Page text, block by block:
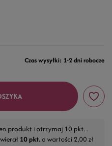
Czas wysyłki: 1-2 dni robocze
produkt i otrzymaj 10 pkt. .
10pkt.o wartości 2,00 zł